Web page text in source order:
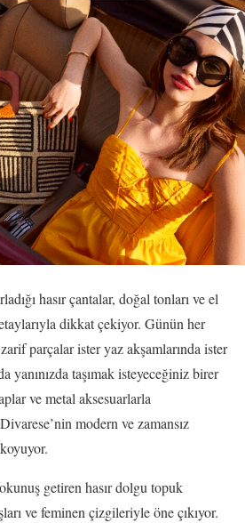
hasır çantalar, doğal tonları ve el
dikkat çekiyor. Günün her
parçalar ister yaz akşamlarında ister
yanınızda taşımak isteyeceğiniz birer
ve metal aksesuarlarla
modern ve zamansız
getiren hasır dolgu topuk
ve feminen çizgileriyle öne çıkıyor.